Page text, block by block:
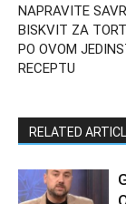
NAPRAVITE
BISKVIT ZA
PO OVOM
RECEPTU
RELATED